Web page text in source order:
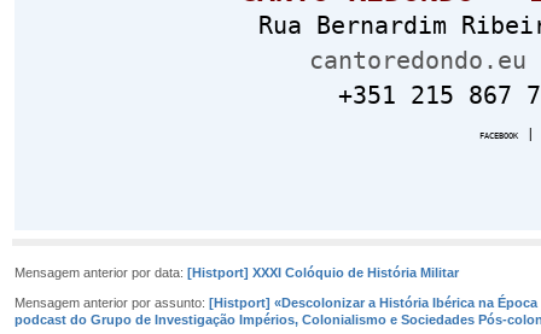
Rua Bernardim
+351 215 867
facebook
Mensagem anterior por data: [Histport] XXXI Colóquio de História Militar
Mensagem anterior por assunto: [Histport] «Descolonizar a História Ibérica na
podcast do Grupo de Investigação Impérios, Colonialismo e Sociedades Pós-